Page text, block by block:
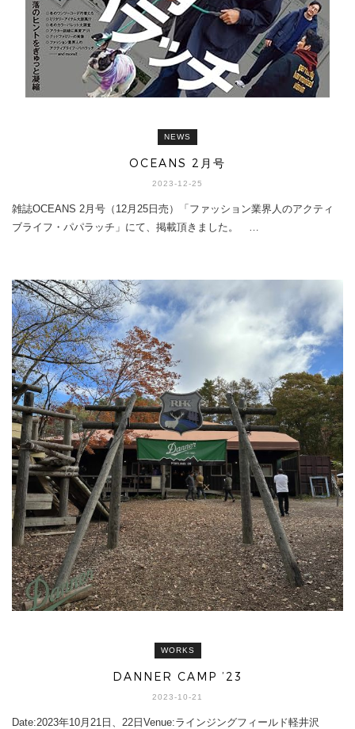
NEWS
OCEANS 2月号
2023-12-25
雑誌OCEANS 2月号（12月25日売）「ファッション業界人のアクティ
ブライフ・パパラッチ」にて、掲載頂きました。 …
WORKS
DANNER CAMP ’23
2023-10-21
Date:2023年10月21日、22日Venue:ラインジングフィールド軽井沢